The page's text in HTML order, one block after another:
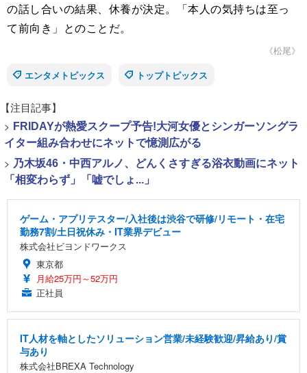
の話し合いの結果、休養が決定。「本人の気持ちは至っ
て前向き」とのことだ。
《松尾》
エンタメトピックス
トップトピックス
【注目記事】
> FRIDAYが熱愛スクープ予告!大河女優とシンガーソングラ
イター組み合わせにネットで憶測広がる
> 乃木坂46・中西アルノ、どんくさすぎる浴衣動画にネット
「相変わらず」「嘘でしょ...」
ゲーム・アプリテスター/入社後は渋谷で研修/リモート・在宅
勤務7割/土日祝休み・IT業界デビュー
株式会社ビヨンドワークス
東京都
月給25万円～52万円
正社員
IT人材を軸としたソリューション営業/未経験歓迎/昇給あり/賞
与あり
株式会社BREXA Technology